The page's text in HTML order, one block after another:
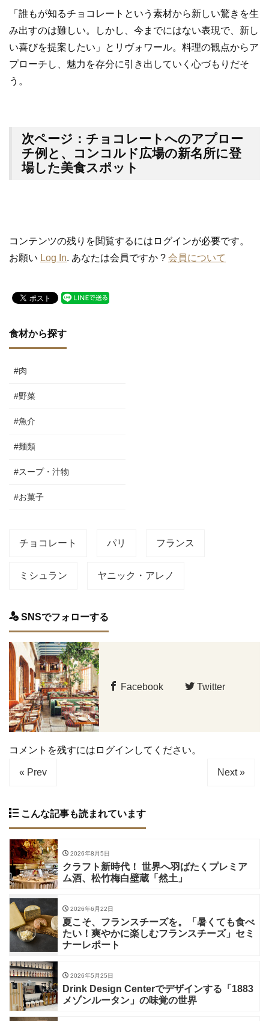
「誰もが知るチョコレートという素材から新しい驚きを生
み出すのは難しい。しかし、今までにはない表現で、新し
い喜びを提案したい」とリヴォワール。料理の観点からア
プローチし、魅力を存分に引き出していく心づもりだそ
う。
次ページ：チョコレートへのアプロー
チ例と、コンコルド広場の新名所に登
場した美食スポット
コンテンツの残りを閲覧するにはログインが必要です。
お願い Log In. あなたは会員ですか ? 会員について
食材から探す
#肉
#野菜
#魚介
#麺類
#スープ・汁物
#お菓子
チョコレート パリ フランス
ミシュラン ヤニック・アレノ
SNSでフォローする
Facebook Twitter
コメントを残すにはログインしてください。
« Prev Next »
こんな記事も読まれています
2026年8月5日
クラフト新時代！ 世界へ羽ばたくプレミア
ム酒、松竹梅白壁蔵「然土」
2026年6月22日
夏こそ、フランスチーズを。「暑くても食べ
たい！爽やかに楽しむフランスチーズ」セミ
ナーレポート
2026年5月25日
Drink Design Centerでデザインする「1883
メゾンルータン」の味覚の世界